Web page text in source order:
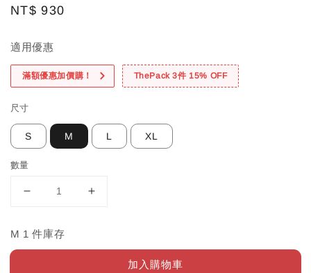
Regular
NT$ 930
適用優惠
滿額優惠加價購！ ThePack 3件 15% OFF
尺寸
S M L XL
數量
M 1 件庫存
加入購物車